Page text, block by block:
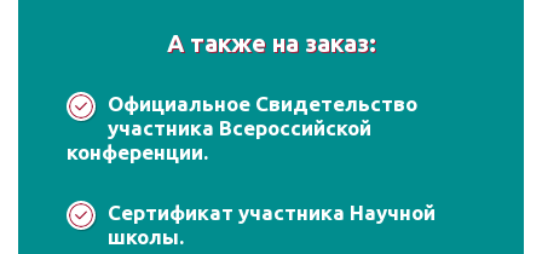
А также на заказ:
Официальное Свидетельство
участника Всероссийской
конференции.
Сертификат участника Научной
школы.